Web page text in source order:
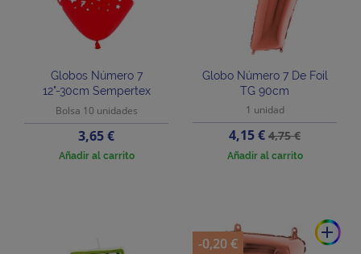
Globos Número 7
12"-30cm Sempertex
Bolsa 10 unidades
Precio
3,65 €
Añadir al carrito
Globo Número 7 De Foil
TG 90cm
1 unidad
Precio
4,15 €Precio
base
4,75 €
Añadir al carrito
add
-0,20 €